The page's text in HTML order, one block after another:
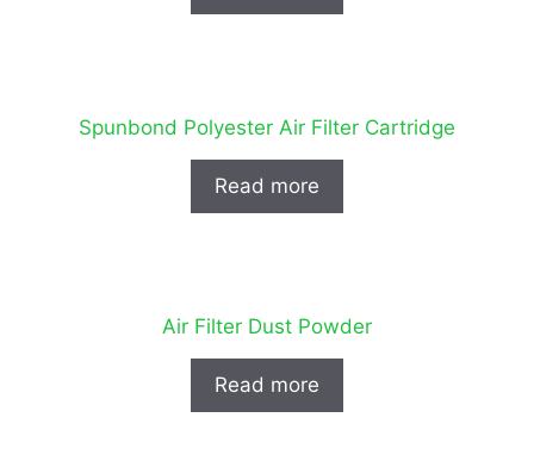
Spunbond Polyester Air Filter Cartridge
Read more
Air Filter Dust Powder
Read more